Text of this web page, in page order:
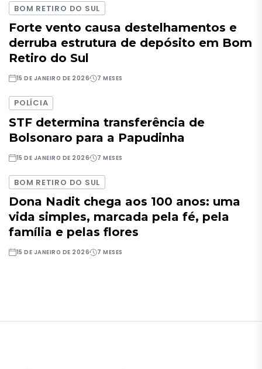
BOM RETIRO DO SUL
Forte vento causa destelhamentos e
derruba estrutura de depósito em Bom
Retiro do Sul
15 DE JANEIRO DE 2026 7 MESES
POLÍCIA
STF determina transferência de
Bolsonaro para a Papudinha
15 DE JANEIRO DE 2026 7 MESES
BOM RETIRO DO SUL
Dona Nadit chega aos 100 anos: uma
vida simples, marcada pela fé, pela
família e pelas flores
15 DE JANEIRO DE 2026 7 MESES